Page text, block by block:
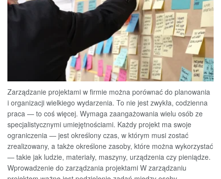
Zarządzanie projektami w firmie można porównać do planowania
i organizacji wielkiego wydarzenia. To nie jest zwykła, codzienna
praca — to coś więcej. Wymaga zaangażowania wielu osób ze
specjalistycznymi umiejętnościami. Każdy projekt ma swoje
ograniczenia — jest określony czas, w którym musi zostać
zrealizowany, a także określone zasoby, które można wykorzystać
— takie jak ludzie, materiały, maszyny, urządzenia czy pieniądze.
Wprowadzenie do zarządzania projektami W zarządzaniu